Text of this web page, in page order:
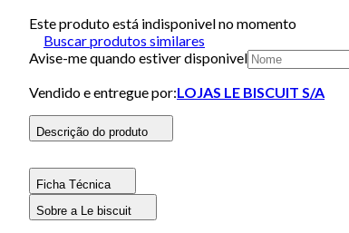
Este produto está indisponivel no momento
Buscar produtos similares
Avise-me quando estiver disponivel
Vendido e entregue por:LOJAS LE BISCUIT S/A
Descrição do produto
Ficha Técnica
Sobre a Le biscuit